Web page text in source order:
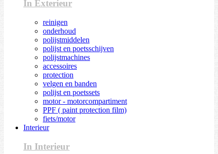
In Exterieur
reinigen
onderhoud
polijstmiddelen
polijst en poetsschijven
polijstmachines
accessoires
protection
velgen en banden
polijst en poetssets
motor - motorcompartiment
PPF ( paint protection film)
fiets/motor
Interieur
In Interieur